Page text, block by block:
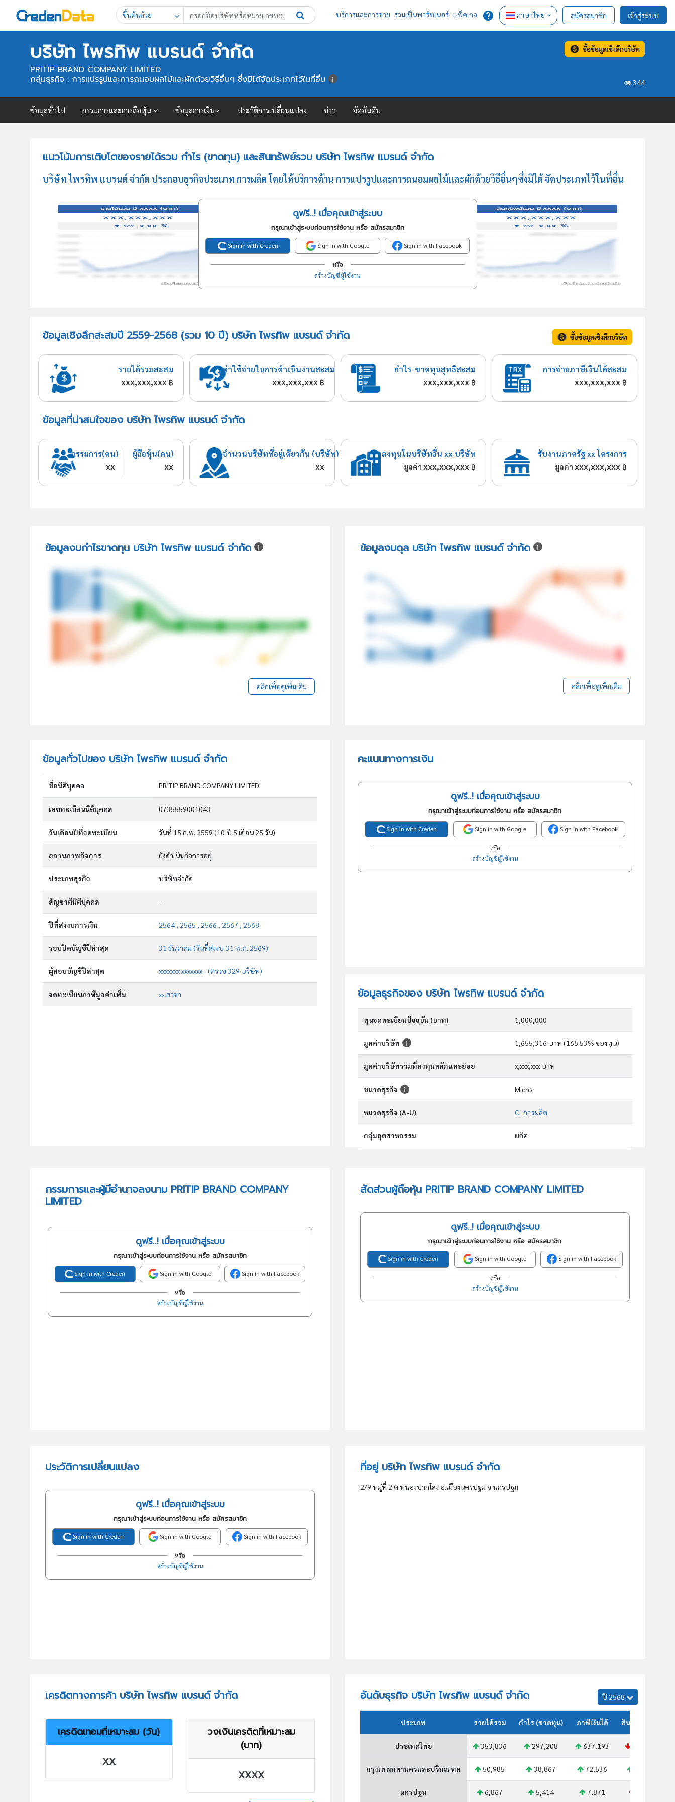
ขึ้นต้นด้วย บริการและการขาย ร่วมเป็นพาร์ทเนอร์ แพ็คเกจ ภาษาไทย สมัครสมาชิก เข้าสู่ระบบ
บริษัท ไพรทิพ แบรนด์ จำกัด ซื้อข้อมูลเชิงลึกบริษัท
PRITIP BRAND COMPANY LIMITED
344
กลุ่มธุรกิจ : การแปรรูปและการถนอมผลไม้และผักด้วยวิธีอื่นๆ ซึ่งมิได้จัดประเภทไว้ในที่อื่น
ข้อมูลทั่วไป กรรมการและการถือหุ้น ข้อมูลการเงิน ประวัติการเปลี่ยนแปลง ข่าว จัดอันดับ
แนวโน้มการเติบโตของรายได้รวม กำไร (ขาดทุน) และสินทรัพย์รวม บริษัท ไพรทิพ แบรนด์ จำกัด
บริษัท ไพรทิพ แบรนด์ จำกัด ประกอบธุรกิจประเภท การผลิต โดยให้บริการด้าน การแปรรูปและการถนอมผลไม้และผักด้วยวิธีอื่นๆซึ่งมิได้ จัดประเภทไว้ในที่อื่น
ดูฟรี..! เมื่อคุณเข้าสู่ระบบ
กรุณาเข้าสู่ระบบก่อนการใช้งาน หรือ สมัครสมาชิก
Sign in with Creden Sign in with Google Sign in with Facebook
หรือ
สร้างบัญชีผู้ใช้งาน
ข้อมูลเชิงลึกสะสมปี 2559-2568 (รวม 10 ปี) บริษัท ไพรทิพ แบรนด์ จำกัด ซื้อข้อมูลเชิงลึกบริษัท
รายได้รวมสะสม
xxx,xxx,xxx ฿
ค่าใช้จ่ายในการดำเนินงานสะสม
xxx,xxx,xxx ฿
กำไร-ขาดทุนสุทธิสะสม
xxx,xxx,xxx ฿
การจ่ายภาษีเงินได้สะสม
xxx,xxx,xxx ฿
ข้อมูลที่น่าสนใจของ บริษัท ไพรทิพ แบรนด์ จำกัด
กรรมการ(คน)
xx
ผู้ถือหุ้น(คน)
xx
จำนวนบริษัทที่อยู่เดียวกัน (บริษัท)
xx
ลงทุนในบริษัทอื่น xx บริษัท
มูลค่าxxx,xxx,xxx ฿
รับงานภาครัฐ xx โครงการ
มูลค่าxxx,xxx,xxx ฿
ข้อมูลงบกำไรขาดทุน บริษัท ไพรทิพ แบรนด์ จำกัด
คลิกเพื่อดูเพิ่มเติม
ข้อมูลงบดุล บริษัท ไพรทิพ แบรนด์ จำกัด
คลิกเพื่อดูเพิ่มเติม
ข้อมูลทั่วไปของ บริษัท ไพรทิพ แบรนด์ จำกัด
ชื่อนิติบุคคล PRITIP BRAND COMPANY LIMITED
เลขทะเบียนนิติบุคคล 0735559001043
วันเดือนปีที่จดทะเบียน วันที่ 15 ก.พ. 2559 (10 ปี 5 เดือน 25 วัน)
สถานภาพกิจการ ยังดำเนินกิจการอยู่
ประเภทธุรกิจ บริษัทจำกัด
สัญชาตินิติบุคคล -
ปีที่ส่งงบการเงิน 2564 , 2565 , 2566 , 2567 , 2568
รอบปิดบัญชีปีล่าสุด 31 ธันวาคม (วันที่ส่งงบ 31 พ.ค. 2569)
ผู้สอบบัญชีปีล่าสุด xxxxxxx xxxxxxx - (ตรวจ 329 บริษัท)
จดทะเบียนภาษีมูลค่าเพิ่ม xx สาขา
คะแนนทางการเงิน
ดูฟรี..! เมื่อคุณเข้าสู่ระบบ
กรุณาเข้าสู่ระบบก่อนการใช้งาน หรือ สมัครสมาชิก
Sign in with Creden Sign in with Google Sign in with Facebook
หรือ
สร้างบัญชีผู้ใช้งาน
ข้อมูลธุรกิจของ บริษัท ไพรทิพ แบรนด์ จำกัด
ทุนจดทะเบียนปัจจุบัน (บาท) 1,000,000
มูลค่าบริษัท 1,655,316 บาท (165.53% ของทุน)
มูลค่าบริษัทรวมที่ลงทุนหลักและย่อย x,xxx,xxx บาท
ขนาดธุรกิจ Micro
หมวดธุรกิจ (A-U) C : การผลิต
กลุ่มอุตสาหกรรม ผลิต
กรรมการและผู้มีอำนาจลงนาม PRITIP BRAND COMPANY
LIMITED
ดูฟรี..! เมื่อคุณเข้าสู่ระบบ
กรุณาเข้าสู่ระบบก่อนการใช้งาน หรือ สมัครสมาชิก
Sign in with Creden Sign in with Google Sign in with Facebook
หรือ
สร้างบัญชีผู้ใช้งาน
สัดส่วนผู้ถือหุ้น PRITIP BRAND COMPANY LIMITED
ดูฟรี..! เมื่อคุณเข้าสู่ระบบ
กรุณาเข้าสู่ระบบก่อนการใช้งาน หรือ สมัครสมาชิก
Sign in with Creden Sign in with Google Sign in with Facebook
หรือ
สร้างบัญชีผู้ใช้งาน
ประวัติการเปลี่ยนแปลง
ดูฟรี..! เมื่อคุณเข้าสู่ระบบ
กรุณาเข้าสู่ระบบก่อนการใช้งาน หรือ สมัครสมาชิก
Sign in with Creden Sign in with Google Sign in with Facebook
หรือ
สร้างบัญชีผู้ใช้งาน
ที่อยู่ บริษัท ไพรทิพ แบรนด์ จำกัด
2/9 หมู่ที่ 2 ต.หนองปากโลง อ.เมืองนครปฐม จ.นครปฐม
เครดิตทางการค้า บริษัท ไพรทิพ แบรนด์ จำกัด
เครดิตเทอมที่เหมาะสม (วัน)
XX
วงเงินเครดิตที่เหมาะสม
(บาท)
XXXX
อันดับธุรกิจ บริษัท ไพรทิพ แบรนด์ จำกัด ปี 2568
ประเภท รายได้รวม กำไร (ขาดทุน) ภาษีเงินได้ สินทรัพย์รวม
ประเทศไทย 353,836 297,208 637,193
กรุงเทพมหานครและปริมณฑล 50,985 38,867 72,536
นครปฐม 6,867 5,414 7,871